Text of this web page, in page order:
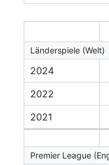
Länderspiele (Welt)
2024
2022
2021
Premier League